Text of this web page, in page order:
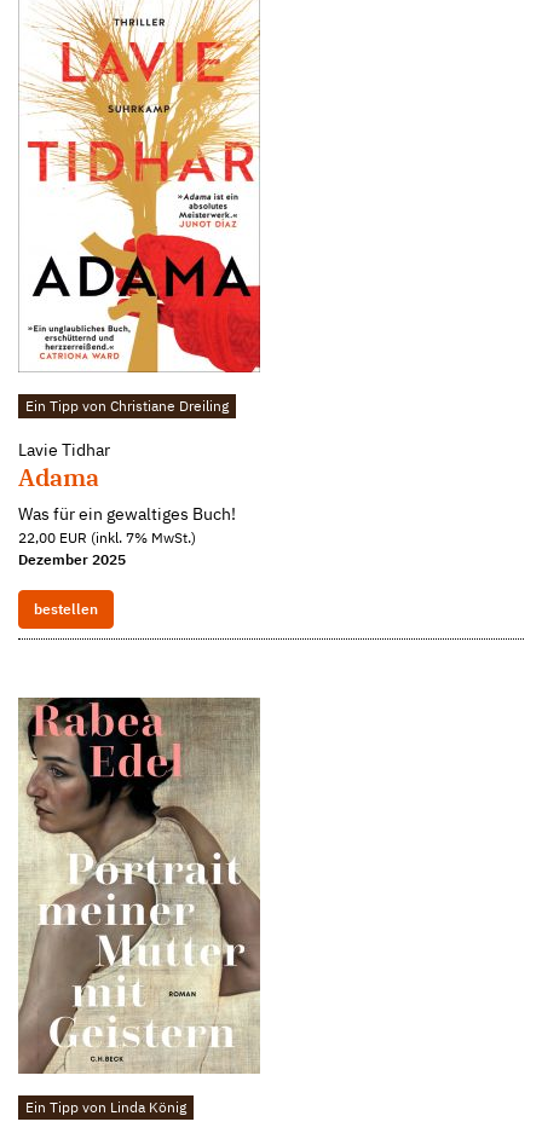
Ein Tipp von Christiane Dreiling
Lavie Tidhar
Adama
Was für ein gewaltiges Buch!
22,00 EUR (inkl. 7% MwSt.)
Dezember 2025
bestellen
Ein Tipp von Linda König